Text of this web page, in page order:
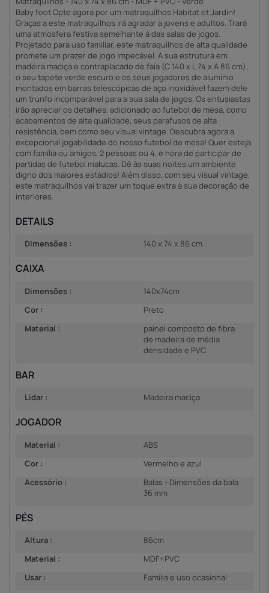
Baby foot Opte agora por um matraquilhos Habitat et Jardin!
Graças a este matraquilhos irá agradar a jovens e adultos. Trará
uma atmosfera festiva semelhante à das salas de jogos.
Projetado para uso familiar, este matraquilhos de alta qualidade
promete um prazer de jogo impecável. A sua estrutura em
madeira maciça e contraplacado de faia (C 140 x L 74 x A 86 cm),
o seu tapete verde escuro e os seus jogadores de alumínio
montados em barras telescópicas de aço inoxidável fazem dele
um trunfo incomparável para a sua sala de jogos. Os entusiastas
irão apreciar os detalhes. adicionado ao futebol de mesa, como
acabamentos de alta qualidade, seus parafusos de alta
resistência, bem como seu visual vintage. Descubra agora a
excepcional jogabilidade do nosso futebol de mesa! Quer esteja
com família ou amigos, 2 pessoas ou 4, é hora de participar de
partidas de futebol malucas. Dê às suas noites um ambiente
digno dos maiores estádios! Além disso, com seu visual vintage,
este matraquilhos vai trazer um toque extra à sua decoração de
interiores.
DETAILS
Dimensões : 140 x 74 x 86 cm
CAIXA
Dimensões :
140x74cm
Cor :
Preto
Material :
painel composto de fibra
de madeira de média
densidade e PVC
BAR
Lidar : Madeira maciça
JOGADOR
Material :
ABS
Cor :
Vermelho e azul
Acessório :
Balas - Dimensões da bala
36 mm
PÉS
Altura :
86cm
Material :
MDF+PVC
Usar :
Família e uso ocasional